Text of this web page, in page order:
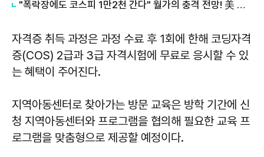
"폭락장에도 코스피 1만2천 간다" 월가의 충격 전망! 美 반도체 15% 관세 폭탄·7조 빚 경기도 세수 전쟁까지
자격증 취득 과정은 과정 수료 후 1회에 한해 코딩자격
증(COS) 2급과 3급 자격시험에 무료로 응시할 수 있
는 혜택이 주어진다.
지역아동센터로 찾아가는 방문 교육은 방학 기간에 신
청 지역아동센터와 프로그램을 협의해 필요한 교육 프
로그램을 맞춤형으로 제공할 예정이다.